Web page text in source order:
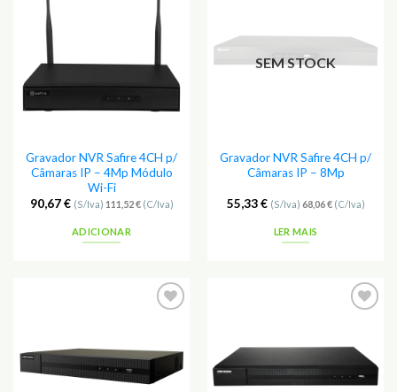
aos
Favoritos
Gravador NVR Safire 4CH p/
Câmaras IP – 4Mp Módulo
Wi-Fi
90,67€ (S/Iva) 111,52€(C/Iva)
ADICIONAR
SEM STOCK
Gravador NVR Safire 4CH p/
Câmaras IP – 8Mp
55,33€ (S/Iva) 68,06€(C/Iva)
LER MAIS
Favoritos
Favoritos